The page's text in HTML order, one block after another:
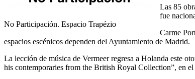
No Participación. Espacio Trapézio
Las 85
fue
Carme
espacios escénicos dependen del Ayuntamiento de Madrid.
La lección de música de Vermeer regresa a Holanda este
his contemporaries from the British Royal Collection”, en el